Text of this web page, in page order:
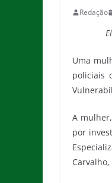
Redação
Uma
policiais
A
por